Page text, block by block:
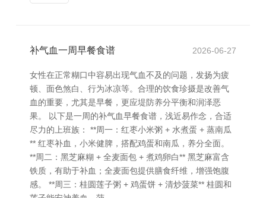
补气血一周早餐食谱 2026-06-27
女性在正常糊口中容易出现气血不及的问题，发扬为疲
顿、面色煞白、行为冰凉等。合理的饮食珍摄是改善气
血的重要，尤其是早餐，更应堤防养分平衡和润泽恶
果。 以下是一周的补气血早餐食谱，浅近易作念，合适
尽力的上班族： **周一：红枣小米粥 + 水煮蛋 + 蒸南瓜
** 红枣补血，小米健脾，搭配鸡蛋和南瓜，养分全面。
**周二：黑芝麻糊 + 全麦面包 + 煮鸡卵白** 黑芝麻富含
铁质，有助于补血；全麦面包提供膳食纤维，增强饱腹
感。 **周三：桂圆莲子粥 + 鸡蛋饼 + 清炒菠菜** 桂圆和